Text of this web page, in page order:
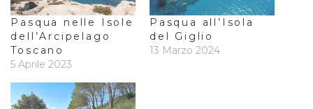
Pasqua nelle Isole
dell’Arcipelago
Toscano
5 Aprile 2023
Pasqua all’Isola
del Giglio
13 Marzo 2024